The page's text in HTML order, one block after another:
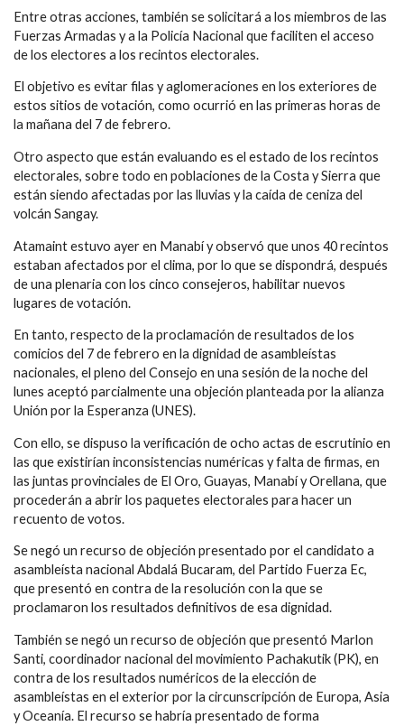
Entre otras acciones, también se solicitará a los miembros de las
Fuerzas Armadas y a la Policía Nacional que faciliten el acceso
de los electores a los recintos electorales.
El objetivo es evitar filas y aglomeraciones en los exteriores de
estos sitios de votación, como ocurrió en las primeras horas de
la mañana del 7 de febrero.
Otro aspecto que están evaluando es el estado de los recintos
electorales, sobre todo en poblaciones de la Costa y Sierra que
están siendo afectadas por las lluvias y la caída de ceniza del
volcán Sangay.
Atamaint estuvo ayer en Manabí y observó que unos 40 recintos
estaban afectados por el clima, por lo que se dispondrá, después
de una plenaria con los cinco consejeros, habilitar nuevos
lugares de votación.
En tanto, respecto de la proclamación de resultados de los
comicios del 7 de febrero en la dignidad de asambleístas
nacionales, el pleno del Consejo en una sesión de la noche del
lunes aceptó parcialmente una objeción planteada por la alianza
Unión por la Esperanza (UNES).
Con ello, se dispuso la verificación de ocho actas de escrutinio en
las que existirían inconsistencias numéricas y falta de firmas, en
las juntas provinciales de El Oro, Guayas, Manabí y Orellana, que
procederán a abrir los paquetes electorales para hacer un
recuento de votos.
Se negó un recurso de objeción presentado por el candidato a
asambleísta nacional Abdalá Bucaram, del Partido Fuerza Ec,
que presentó en contra de la resolución con la que se
proclamaron los resultados definitivos de esa dignidad.
También se negó un recurso de objeción que presentó Marlon
Santi, coordinador nacional del movimiento Pachakutik (PK), en
contra de los resultados numéricos de la elección de
asambleístas en el exterior por la circunscripción de Europa, Asia
y Oceanía. El recurso se habría presentado de forma